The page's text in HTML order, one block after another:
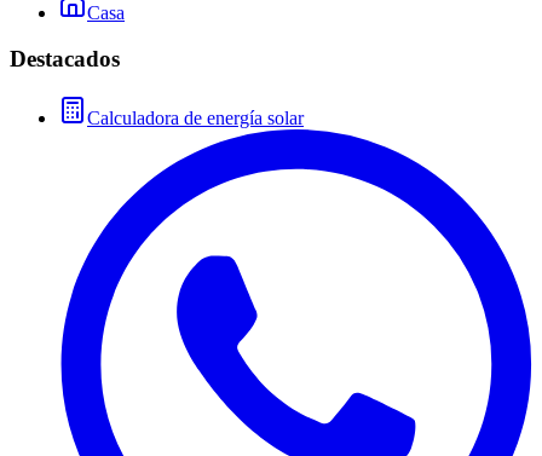
Casa
Destacados
Calculadora de energía solar